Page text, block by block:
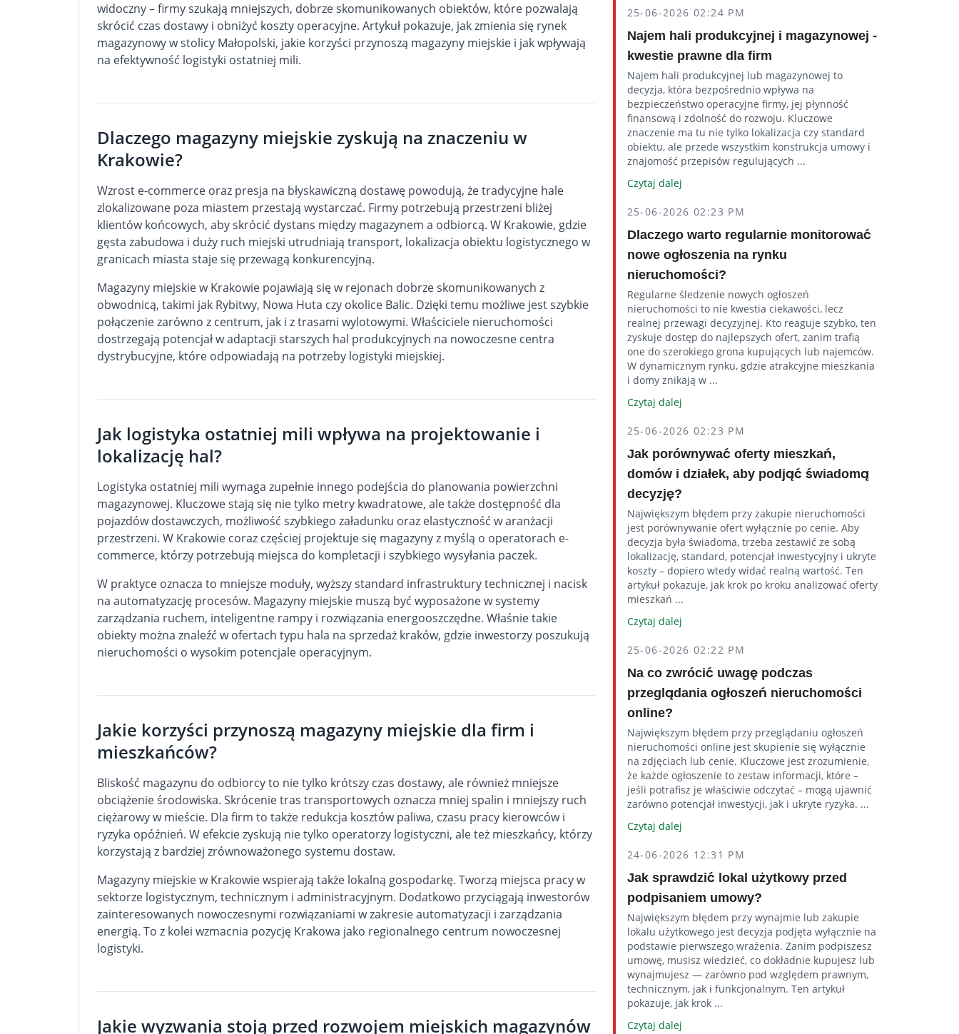
widoczny – firmy szukają mniejszych, dobrze skomunikowanych obiektów, które pozwalają
skrócić czas dostawy i obniżyć koszty operacyjne. Artykuł pokazuje, jak zmienia się rynek
magazynowy w stolicy Małopolski, jakie korzyści przynoszą magazyny miejskie i jak wpływają
na efektywność logistyki ostatniej mili.
Dlaczego magazyny miejskie zyskują na znaczeniu w
Krakowie?
Wzrost e-commerce oraz presja na błyskawiczną dostawę powodują, że tradycyjne hale
zlokalizowane poza miastem przestają wystarczać. Firmy potrzebują przestrzeni bliżej
klientów końcowych, aby skrócić dystans między magazynem a odbiorcą. W Krakowie, gdzie
gęsta zabudowa i duży ruch miejski utrudniają transport, lokalizacja obiektu logistycznego w
granicach miasta staje się przewagą konkurencyjną.
Magazyny miejskie w Krakowie pojawiają się w rejonach dobrze skomunikowanych z
obwodnicą, takimi jak Rybitwy, Nowa Huta czy okolice Balic. Dzięki temu możliwe jest szybkie
połączenie zarówno z centrum, jak i z trasami wylotowymi. Właściciele nieruchomości
dostrzegają potencjał w adaptacji starszych hal produkcyjnych na nowoczesne centra
dystrybucyjne, które odpowiadają na potrzeby logistyki miejskiej.
Jak logistyka ostatniej mili wpływa na projektowanie i
lokalizację hal?
Logistyka ostatniej mili wymaga zupełnie innego podejścia do planowania powierzchni
magazynowej. Kluczowe stają się nie tylko metry kwadratowe, ale także dostępność dla
pojazdów dostawczych, możliwość szybkiego załadunku oraz elastyczność w aranżacji
przestrzeni. W Krakowie coraz częściej projektuje się magazyny z myślą o operatorach e-
commerce, którzy potrzebują miejsca do kompletacji i szybkiego wysyłania paczek.
W praktyce oznacza to mniejsze moduły, wyższy standard infrastruktury technicznej i nacisk
na automatyzację procesów. Magazyny miejskie muszą być wyposażone w systemy
zarządzania ruchem, inteligentne rampy i rozwiązania energooszczędne. Właśnie takie
obiekty można znaleźć w ofertach typu hala na sprzedaż kraków, gdzie inwestorzy poszukują
nieruchomości o wysokim potencjale operacyjnym.
Jakie korzyści przynoszą magazyny miejskie dla firm i
mieszkańców?
Bliskość magazynu do odbiorcy to nie tylko krótszy czas dostawy, ale również mniejsze
obciążenie środowiska. Skrócenie tras transportowych oznacza mniej spalin i mniejszy ruch
ciężarowy w mieście. Dla firm to także redukcja kosztów paliwa, czasu pracy kierowców i
ryzyka opóźnień. W efekcie zyskują nie tylko operatorzy logistyczni, ale też mieszkańcy, którzy
korzystają z bardziej zrównoważonego systemu dostaw.
Magazyny miejskie w Krakowie wspierają także lokalną gospodarkę. Tworzą miejsca pracy w
sektorze logistycznym, technicznym i administracyjnym. Dodatkowo przyciągają inwestorów
zainteresowanych nowoczesnymi rozwiązaniami w zakresie automatyzacji i zarządzania
energią. To z kolei wzmacnia pozycję Krakowa jako regionalnego centrum nowoczesnej
logistyki.
Jakie wyzwania stoją przed rozwojem miejskich magazynów
25-06-2026 02:24 PM
Najem hali produkcyjnej i magazynowej -
kwestie prawne dla firm
Najem hali produkcyjnej lub magazynowej to
decyzja, która bezpośrednio wpływa na
bezpieczeństwo operacyjne firmy, jej płynność
finansową i zdolność do rozwoju. Kluczowe
znaczenie ma tu nie tylko lokalizacja czy standard
obiektu, ale przede wszystkim konstrukcja umowy i
znajomość przepisów regulujących ...
Czytaj dalej
25-06-2026 02:23 PM
Dlaczego warto regularnie monitorować
nowe ogłoszenia na rynku
nieruchomości?
Regularne śledzenie nowych ogłoszeń
nieruchomości to nie kwestia ciekawości, lecz
realnej przewagi decyzyjnej. Kto reaguje szybko, ten
zyskuje dostęp do najlepszych ofert, zanim trafią
one do szerokiego grona kupujących lub najemców.
W dynamicznym rynku, gdzie atrakcyjne mieszkania
i domy znikają w ...
Czytaj dalej
25-06-2026 02:23 PM
Jak porównywać oferty mieszkań,
domów i działek, aby podjąć świadomą
decyzję?
Największym błędem przy zakupie nieruchomości
jest porównywanie ofert wyłącznie po cenie. Aby
decyzja była świadoma, trzeba zestawić ze sobą
lokalizację, standard, potencjał inwestycyjny i ukryte
koszty – dopiero wtedy widać realną wartość. Ten
artykuł pokazuje, jak krok po kroku analizować oferty
mieszkań ...
Czytaj dalej
25-06-2026 02:22 PM
Na co zwrócić uwagę podczas
przeglądania ogłoszeń nieruchomości
online?
Największym błędem przy przeglądaniu ogłoszeń
nieruchomości online jest skupienie się wyłącznie
na zdjęciach lub cenie. Kluczowe jest zrozumienie,
że każde ogłoszenie to zestaw informacji, które –
jeśli potrafisz je właściwie odczytać – mogą ujawnić
zarówno potencjał inwestycji, jak i ukryte ryzyka. ...
Czytaj dalej
24-06-2026 12:31 PM
Jak sprawdzić lokal użytkowy przed
podpisaniem umowy?
Największym błędem przy wynajmie lub zakupie
lokalu użytkowego jest decyzja podjęta wyłącznie na
podstawie pierwszego wrażenia. Zanim podpiszesz
umowę, musisz wiedzieć, co dokładnie kupujesz lub
wynajmujesz — zarówno pod względem prawnym,
technicznym, jak i funkcjonalnym. Ten artykuł
pokazuje, jak krok ...
Czytaj dalej